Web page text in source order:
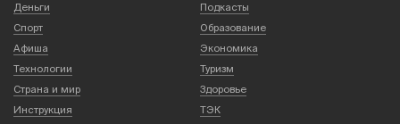
Деньги
Подкасты
Спорт
Образование
Афиша
Экономика
Технологии
Туризм
Страна и мир
Здоровье
Инструкция
ТЭК